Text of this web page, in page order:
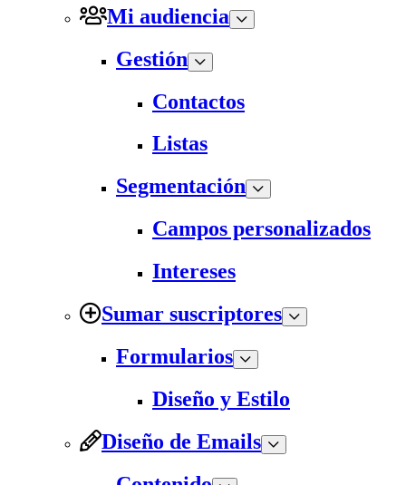
Mi audiencia
Gestión
Contactos
Listas
Segmentación
Campos personalizados
Intereses
Sumar suscriptores
Formularios
Diseño y Estilo
Diseño de Emails